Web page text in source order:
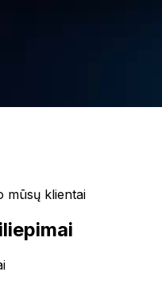
mūsų klientai